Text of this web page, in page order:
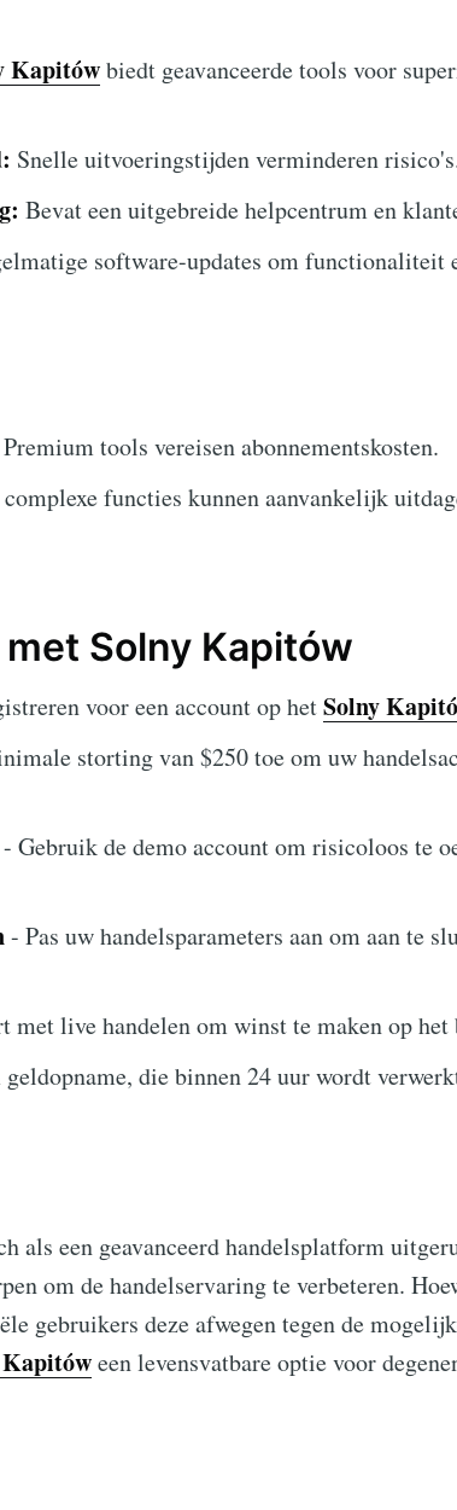
Kapitówbiedt geavanceerde tools voor
Snelle uitvoeringstijden verminderen
Bevat een uitgebreide helpcentrum en
software-updates om functionaliteit
Premium tools vereisen abonnementskosten.
complexe functies kunnen aanvankelijk
Solny Kapitów
voor een account op hetSolny
storting van $250 toe om uw
- Gebruik de demo account om risicoloos te
- Pas uw handelsparameters aan om aan te
met live handelen om winst te maken op het
die binnen 24 uur wordt
als een geavanceerd handelsplatform
om de handelservaring te verbeteren.
gebruikers deze afwegen tegen de
een levensvatbare optie voor